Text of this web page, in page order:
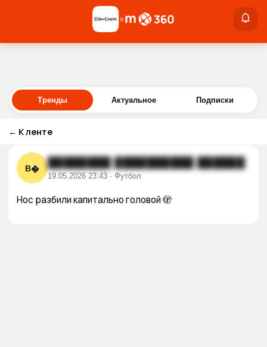
Войти
×
Тренды Актуальное Подписки
← К ленте
В�
████████ ██████████ ██████
19.05.2026 23:43 · Футбол
Нос разбили капитально головой 🫣